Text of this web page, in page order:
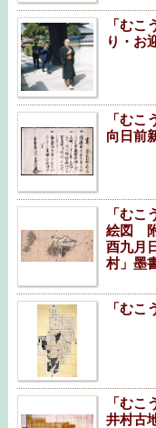
「む
り・お
「む
向日前
「む
絵図 附
酉九月
村」墨
「む
「む
井村古